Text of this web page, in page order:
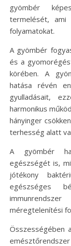
gyömbér
termelését, ami
folyamatokat.
A gyömbér
és a
körében. A
hatása révén
gyulladásait,
harmonikus
hányinger
terhesség alatt
A gyömbér
egészségét is,
jótékony
egészséges
méregtelenítési
Összességében